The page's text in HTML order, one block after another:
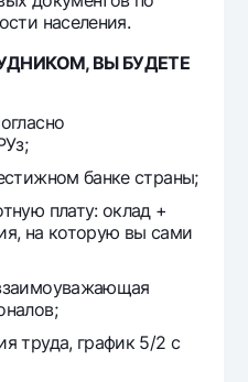
населения.
ВЫ БУДЕТЕ
банке страны;
плату: оклад +
на которую вы сами
труда, график 5/2 с